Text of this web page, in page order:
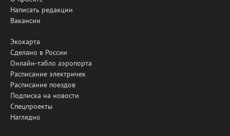
Написать редакции
Вакансии
Экокарта
Сделано в России
Онлайн-табло аэропорта
Расписание электричек
Расписание поездов
Подписка на новости
Спецпроекты
Наглядно